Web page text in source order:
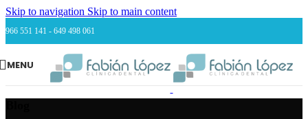
Skip to navigation Skip to main content
966 551 141 - 649 498 061
MENU